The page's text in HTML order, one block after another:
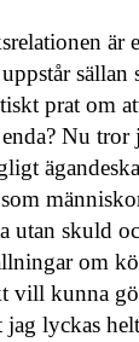
är
sällan
prat om
Nu tror
utan skuld
om
vill kunna
jag lyckas